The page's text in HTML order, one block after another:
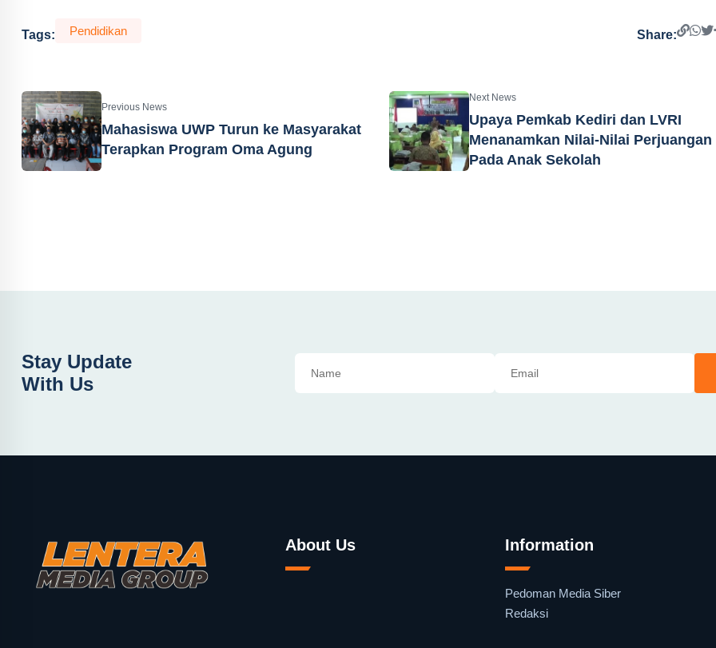
Tags: Pendidikan Share:
Previous News
Mahasiswa UWP Turun ke Masyarakat
Terapkan Program Oma Agung
Next News
Upaya Pemkab Kediri dan LVRI
Menanamkan Nilai-Nilai Perjuangan
Pada Anak Sekolah
Stay Update
With Us
About Us Information
Pedoman Media Siber
Redaksi